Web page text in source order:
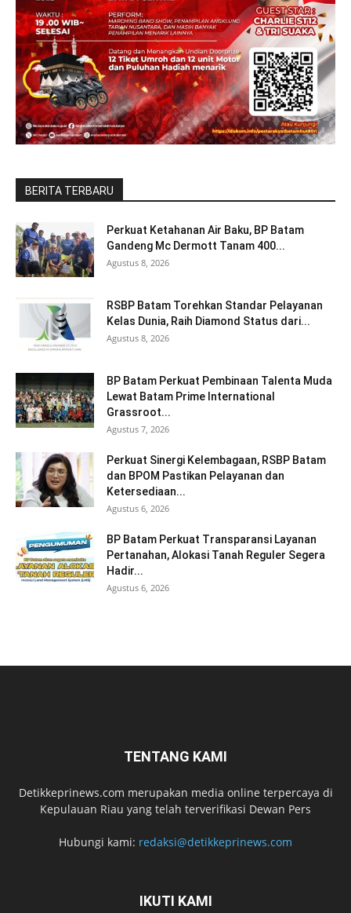
BERITA TERBARU
Perkuat Ketahanan Air Baku, BP Batam
Gandeng Mc Dermott Tanam 400...
Agustus 8, 2026
RSBP Batam Torehkan Standar Pelayanan
Kelas Dunia, Raih Diamond Status dari...
Agustus 8, 2026
BP Batam Perkuat Pembinaan Talenta Muda
Lewat Batam Prime International
Grassroot...
Agustus 7, 2026
Perkuat Sinergi Kelembagaan, RSBP Batam
dan BPOM Pastikan Pelayanan dan
Ketersediaan...
Agustus 6, 2026
BP Batam Perkuat Transparansi Layanan
Pertanahan, Alokasi Tanah Reguler Segera
Hadir...
Agustus 6, 2026
TENTANG KAMI
Detikkeprinews.com merupakan media online terpercaya di
Kepulauan Riau yang telah terverifikasi Dewan Pers
Hubungi kami: redaksi@detikkeprinews.com
IKUTI KAMI